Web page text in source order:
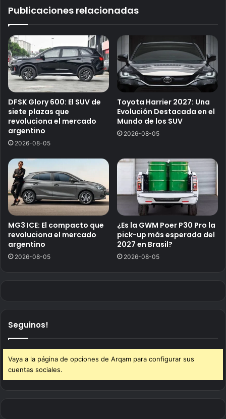
Publicaciones relacionadas
DFSK Glory 600: El SUV de
siete plazas que
revoluciona el mercado
argentino
2026-08-05
Toyota Harrier 2027: Una
Evolución Destacada en el
Mundo de los SUV
2026-08-05
MG3 ICE: El compacto que
revoluciona el mercado
argentino
2026-08-05
¿Es la GWM Poer P30 Pro la
pick-up más esperada del
2027 en Brasil?
2026-08-05
Seguinos!
Vaya a la página de opciones de Arqam para configurar sus
cuentas sociales.